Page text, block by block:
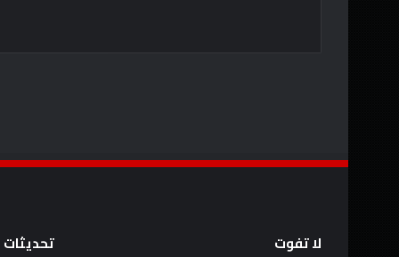
لا تفوت تحديثات